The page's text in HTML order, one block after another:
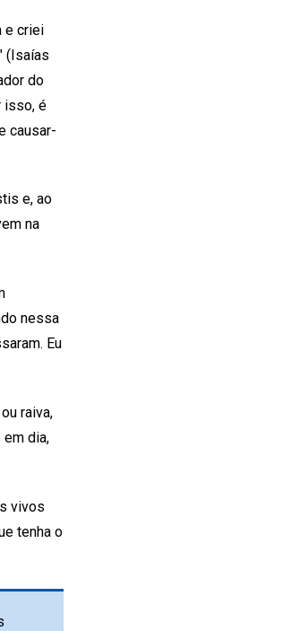
e criei
(Isaías
do
isso, é
causar-
e, ao
na
nessa
Eu
raiva,
em dia,
vivos
tenha o